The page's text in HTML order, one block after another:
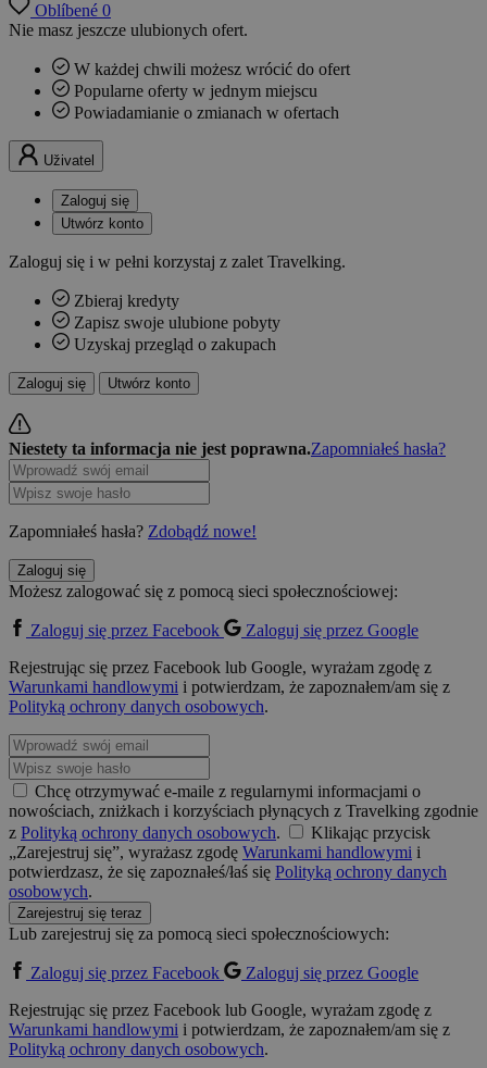
Oblíbené 0
Nie masz jeszcze ulubionych ofert.
W każdej chwili możesz wrócić do ofert
Popularne oferty w jednym miejscu
Powiadamianie o zmianach w ofertach
Uživatel
Zaloguj się
Utwórz konto
Zaloguj się i w pełni korzystaj z zalet Travelking.
Zbieraj kredyty
Zapisz swoje ulubione pobyty
Uzyskaj przegląd o zakupach
Zaloguj się Utwórz konto
Niestety ta informacja nie jest poprawna.Zapomniałeś hasła?
Zapomniałeś hasła? Zdobądź nowe!
Zaloguj się
Możesz zalogować się z pomocą sieci społecznościowej:
Zaloguj się przez Facebook
Zaloguj się przez Google
Rejestrując się przez Facebook lub Google, wyrażam zgodę z
Warunkami handlowymi i potwierdzam, że zapoznałem/am się z
Polityką ochrony danych osobowych.
Chcę otrzymywać e-maile z regularnymi informacjami o
nowościach, zniżkach i korzyściach płynących z Travelking zgodnie
z Polityką ochrony danych osobowych.
Klikając przycisk
„Zarejestruj się”, wyrażasz zgodę Warunkami handlowymi i
potwierdzasz, że się zapoznałeś/łaś się Polityką ochrony danych
osobowych.
Zarejestruj się teraz
Lub zarejestruj się za pomocą sieci społecznościowych:
Zaloguj się przez Facebook
Zaloguj się przez Google
Rejestrując się przez Facebook lub Google, wyrażam zgodę z
Warunkami handlowymi i potwierdzam, że zapoznałem/am się z
Polityką ochrony danych osobowych.